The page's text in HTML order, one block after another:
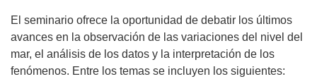
El seminario ofrece la oportunidad de debatir los últimos
avances en la observación de las variaciones del nivel del
mar, el análisis de los datos y la interpretación de los
fenómenos. Entre los temas se incluyen los siguientes: